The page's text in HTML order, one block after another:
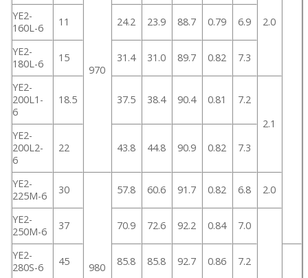
970
2.0
YE2-
160L-6
11 24.2 23.9 88.7 0.79 6.9
YE2-
180L-6
15 31.4 31.0 89.7 0.82 7.3
YE2-
200L1-
6
18.5 37.5 38.4 90.4 0.81
7.2
2.1
YE2-
200L2-
6
22 43.8 44.8 90.9 0.82 7.3
YE2-
225M-6
30
980
57.8 60.6 91.7 0.82 6.8 2.0
YE2-
250M-6
37 70.9 72.6 92.2 0.84 7.0
YE2-
280S-6
45 85.8 85.8 92.7 0.86 7.2